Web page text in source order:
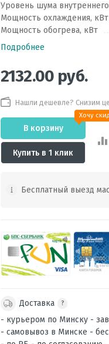
Уровень шума
Мощность охлаждения, кВт
Мощность обогрева, кВт
Подробнее
2132.00 руб.
Нашли дешевле? Снизим
В корзину
Купить в 1 клик
Хочу
Бесплатный выезд
Доставка ?
- курьером по Минску -
- самовывоз в Минске -